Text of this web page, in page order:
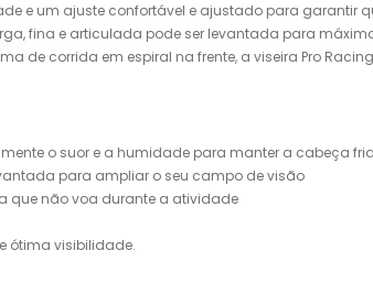
e um ajuste confortável e ajustado para garantir
fina e articulada pode ser levantada para
de corrida em espiral na frente, a viseira Pro
o suor e a humidade para manter a cabeça
para ampliar o seu campo de visão
que não voa durante a atividade
ótima visibilidade.